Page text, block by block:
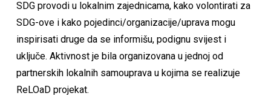
SDG provodi u lokalnim zajednicama, kako volontirati za
SDG-ove i kako pojedinci/organizacije/uprava mogu
inspirisati druge da se informišu, podignu svijest i
uključe. Aktivnost je bila organizovana u jednoj od
partnerskih lokalnih samouprava u kojima se realizuje
ReLOaD projekat.